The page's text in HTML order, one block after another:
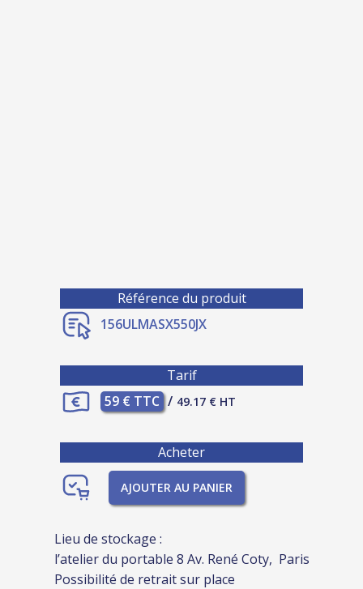
Référence du produit
156ULMASX550JX
Tarif
59 € TTC / 49.17 € HT
Acheter
AJOUTER AU PANIER
Lieu de stockage :
l’atelier du portable 8 Av. René Coty, Paris
Possibilité de retrait sur place